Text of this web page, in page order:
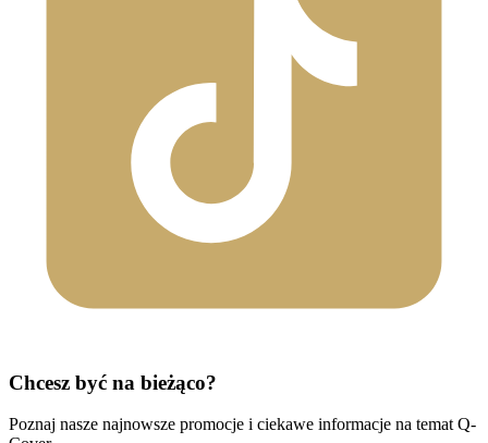
Chcesz być na bieżąco?
Poznaj nasze najnowsze promocje i ciekawe informacje na temat Q-